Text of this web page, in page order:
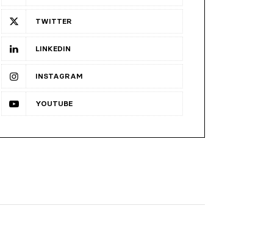
TWITTER
LINKEDIN
INSTAGRAM
YOUTUBE